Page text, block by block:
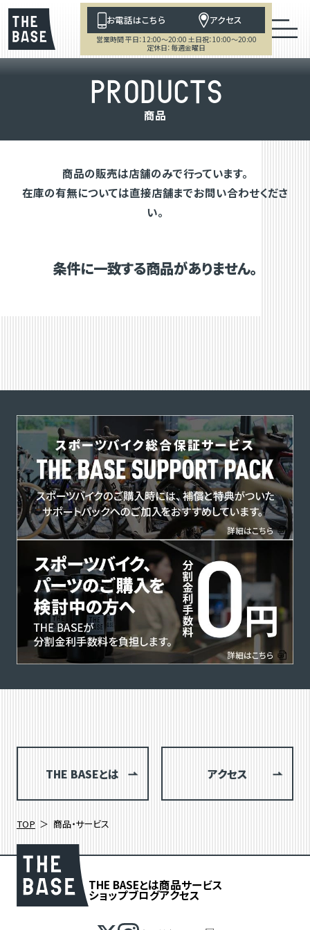
お電話はこちら アクセス
営業時間 平日：12:00～20:00 土日祝：10:00～20:00
定休日：毎週金曜日
PRODUCTS
商品
商品の販売は店舗のみで行っています。
在庫の有無については直接店舗までお問い合わせくださ
い。
条件に一致する商品がありません。
THE BASEとは アクセス
TOP 商品・サービス
THE BASEとは商品サービス
ショップブログアクセス